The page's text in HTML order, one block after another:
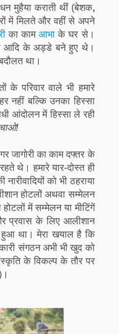
मुहैया कराती थीं (बेशक,
में मिलते और वहीं से अपने
का कामआभा के घर से।
आदि के अड्डे बने हुए थे।
था।
के परिवार वाले भी हमारे
नहीं बल्कि उनका हिस्सा
आंदोलन में हिस्सा ले रही
जागोरी का काम दफ्तर के
थे। हमारे यार-दोस्त ही
को भी ठहराया
होटलों अथवा सम्मेलन
में सम्मेलन या मीटिंगें
प्रवास के लिए आलीशान
था। मेरा खयाल है कि
संगठन अभी भी खुद को
के विकल्प के तौर पर